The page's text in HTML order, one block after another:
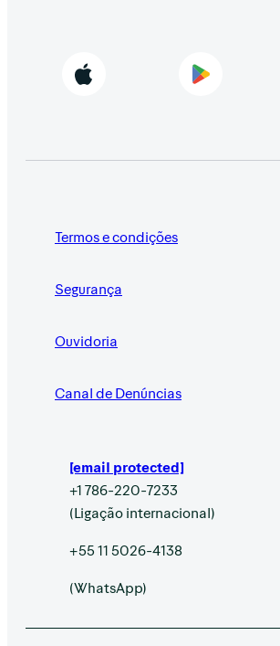
Termos e condições
Segurança
Ouvidoria
Canal de Denúncias
[email protected]
+1 786-220-7233
(Ligação internacional)
+55 11 5026-4138
(WhatsApp)